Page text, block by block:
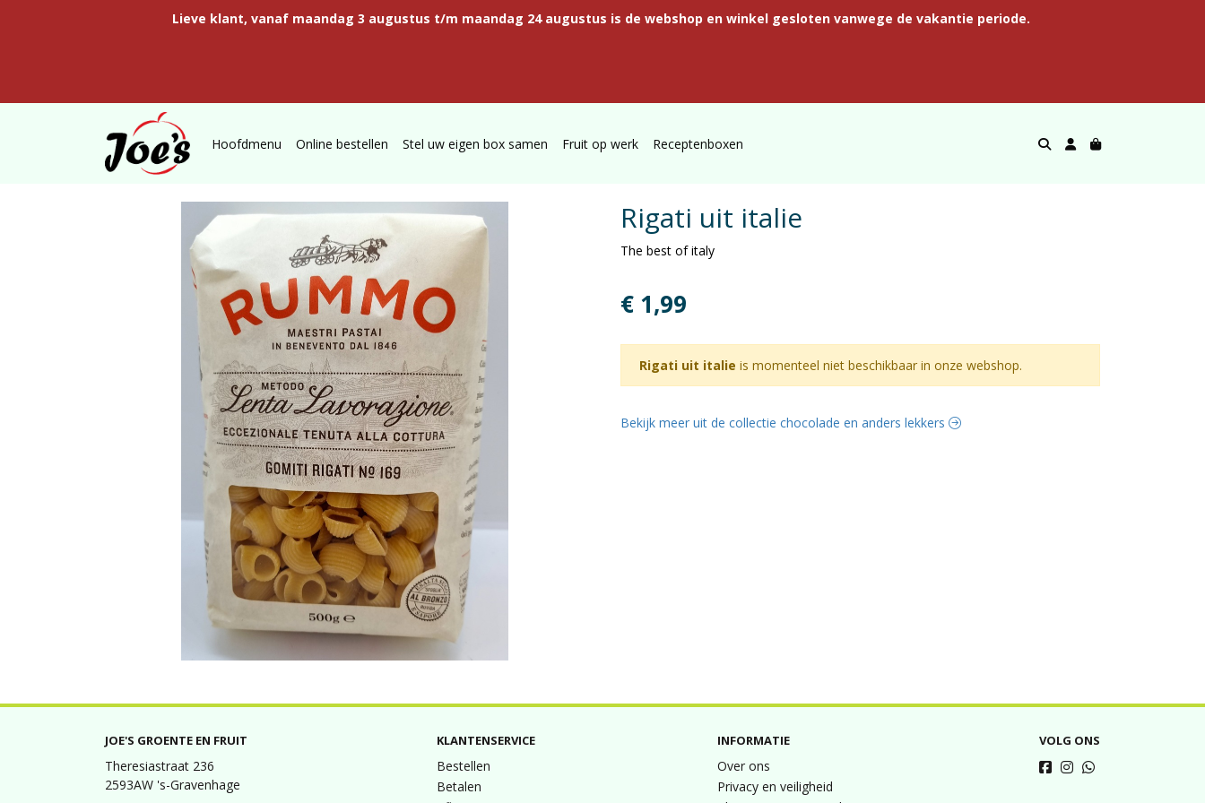
Lieve klant, vanaf maandag 3 augustus t/m maandag 24 augustus is de webshop en winkel gesloten vanwege de vakantie periode.
Hoofdmenu Online bestellen Stel uw eigen box samen Fruit op werk Receptenboxen
Rigati uit italie
The best of italy
€ 1,99
Rigati uit italie is momenteel niet beschikbaar in onze webshop.
Bekijk meer uit de collectie chocolade en anders lekkers
JOE'S GROENTE EN FRUIT
Theresiastraat 236
2593AW 's-Gravenhage
KLANTENSERVICE
Bestellen
Betalen
INFORMATIE
Over ons
Privacy en veiligheid
VOLG ONS